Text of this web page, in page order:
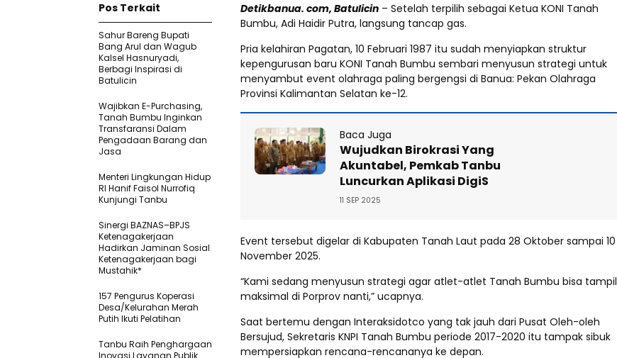
Detikbanua. com, Batulicin – Setelah terpilih sebagai Ketua KONI Tanah
Bumbu, Adi Haidir Putra, langsung tancap gas.
Pria kelahiran Pagatan, 10 Februari 1987 itu sudah menyiapkan struktur
kepengurusan baru KONI Tanah Bumbu sembari menyusun strategi untuk
menyambut event olahraga paling bergengsi di Banua: Pekan Olahraga
Provinsi Kalimantan Selatan ke-12.
Baca Juga
Wujudkan Birokrasi Yang
Akuntabel, Pemkab Tanbu
Luncurkan Aplikasi DigiS
11 SEP 2025
Event tersebut digelar di Kabupaten Tanah Laut pada 28 Oktober sampai 10
November 2025.
“Kami sedang menyusun strategi agar atlet-atlet Tanah Bumbu bisa tampil
maksimal di Porprov nanti,” ucapnya.
Saat bertemu dengan Interaksidotco yang tak jauh dari Pusat Oleh-oleh
Bersujud, Sekretaris KNPI Tanah Bumbu periode 2017-2020 itu tampak sibuk
mempersiapkan rencana-rencananya ke depan.
Pos Terkait
Sahur Bareng Bupati
Bang Arul dan Wagub
Kalsel Hasnuryadi,
Berbagi Inspirasi di
Batulicin
Wajibkan E-Purchasing,
Tanah Bumbu Inginkan
Transfaransi Dalam
Pengadaan Barang dan
Jasa
Menteri Lingkungan Hidup
RI Hanif Faisol Nurrofiq
Kunjungi Tanbu
Sinergi BAZNAS–BPJS
Ketenagakerjaan
Hadirkan Jaminan Sosial
Ketenagakerjaan bagi
Mustahik*
157 Pengurus Koperasi
Desa/Kelurahan Merah
Putih Ikuti Pelatihan
Tanbu Raih Penghargaan